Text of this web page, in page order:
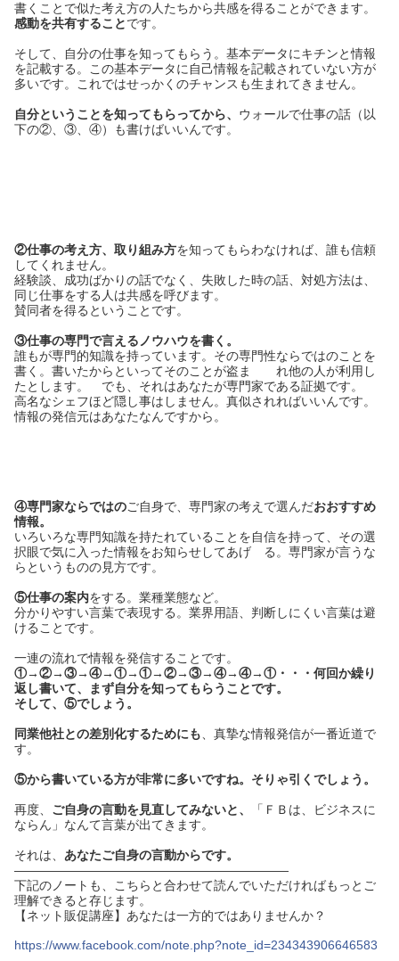
書くことで似た考え方の人たちから共感を得ることができます。
感動を共有することです。
そして、自分の仕事を知ってもらう。基本データにキチンと情報
を記載する。この基本データに自己情報を記載されていない方が
多いです。これではせっかくのチャンスも生まれてきません。
自分ということを知ってもらってから、 ウォールで仕事の話（以
下の②、③、④）も書けばいいんです。
②仕事の考え方、取り組み方を知ってもらわなければ、誰も信頼
してくれません。
経験談、成功ばかりの話でなく、失敗した時の話、対処方法は、
同じ仕事をする人は共感を呼びます。
賛同者を得るということです。
③仕事の専門で言えるノウハウを書く。
誰もが専門的知識を持っています。その専門性ならではのことを
書く。書いたからといってそのことが盗ま れ他の人が利用し
たとします。 でも、それはあなたが専門家である証拠です。
高名なシェフほど隠し事はしません。真似されればいいんです。
情報の発信元はあなたなんですから。
④専門家ならではのご自身で、専門家の考えで選んだおおすすめ
情報。
いろいろな専門知識を持たれていることを自信を持って、その選
択眼で気に入った情報をお知らせしてあげ る。専門家が言うな
らというものの見方です。
⑤仕事の案内をする。業種業態など。
分かりやすい言葉で表現する。業界用語、判断しにくい言葉は避
けることです。
一連の流れで情報を発信することです。
①→②→③→④→①→①→②→③→④→④→①・・・何回か繰り
返し書いて、まず自分を知ってもらうことです。
そして、⑤でしょう。
同業他社との差別化するためにも、真摯な情報発信が一番近道で
す。
⑤から書いている方が非常に多いですね。そりゃ引くでしょう。
再度、 ご自身の言動を見直してみないと、
「ＦＢは、ビジネスに
ならん」なんて言葉が出てきます。
それは、 あなたご自身の言動からです。
——————————————————————
下記のノートも、こちらと合わせて読んでいただければもっとご
理解できると存じます。
【ネット販促講座】あなたは一方的ではありませんか？
https://www.facebook.com/note.php?note_id=234343906646583